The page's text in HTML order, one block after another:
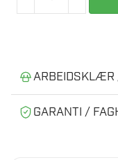
ARBEIDSKLÆR
Anbefalt
GARANTI /